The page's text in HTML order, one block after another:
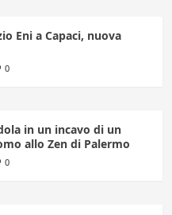
Eni a Capaci, nuova
0
in un incavo di un
allo Zen di Palermo
0